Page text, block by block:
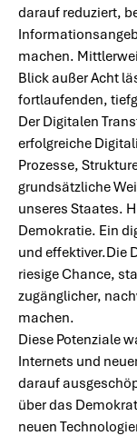
darauf reduziert,
machen.
Blick außer Acht
fortlaufenden,
Der Digitalen
erfolgreiche
Prozesse,
grundsätzliche
unseres Staates.
Demokratie. Ein
und effektiver.Die
riesige Chance,
zugänglicher,
machen.
Diese Potenziale
Internets und
darauf
über das
neuen